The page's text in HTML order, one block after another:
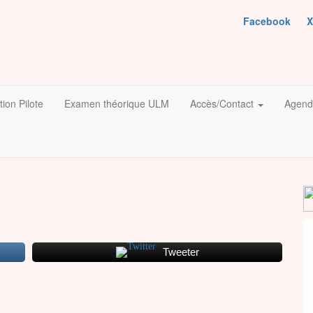
Facebook X
Pilote Examen théorique ULM Accès/Contact
Tweeter